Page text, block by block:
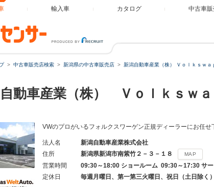
輸入車 カタログ 中古車
中古車販売店検索 新潟県の中古車販売店 新潟自動車産業（株） Ｖｏｌｋｓｗａ
動車産業（株） Ｖｏｌｋｓｗ
VWのプロがいるフォルクスワーゲン正規ディーラーにお任せ
法人名
新潟自動車産業株式会社
住所
新潟県新潟市南紫竹２－３－１８ MAP
営業時間
09:30～18:00 ショールーム 09:30～17:30 サ
定休日
毎週月曜日、第一第三火曜日、祝日（土日除く）